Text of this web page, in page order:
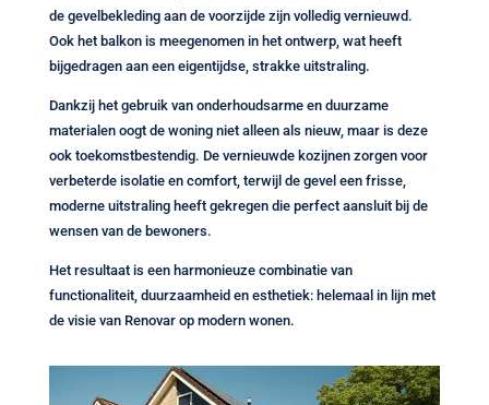
de gevelbekleding aan de voorzijde zijn volledig vernieuwd.
Ook het balkon is meegenomen in het ontwerp, wat heeft
bijgedragen aan een eigentijdse, strakke uitstraling.
Dankzij het gebruik van onderhoudsarme en duurzame
materialen oogt de woning niet alleen als nieuw, maar is deze
ook toekomstbestendig. De vernieuwde kozijnen zorgen voor
verbeterde isolatie en comfort, terwijl de gevel een frisse,
moderne uitstraling heeft gekregen die perfect aansluit bij de
wensen van de bewoners.
Het resultaat is een harmonieuze combinatie van
functionaliteit, duurzaamheid en esthetiek: helemaal in lijn met
de visie van Renovar op modern wonen.